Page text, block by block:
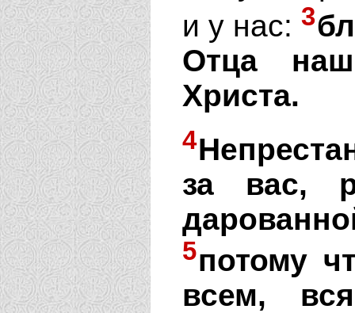
и у нас: 3
Отца
Христа.
4
за вас,
5потому
всем,